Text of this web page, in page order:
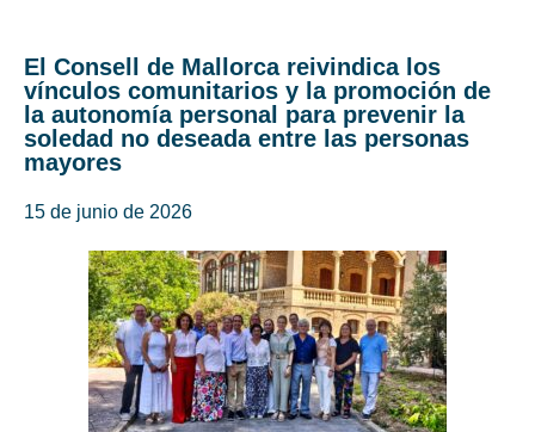
El Consell de Mallorca reivindica los
vínculos comunitarios y la promoción de
la autonomía personal para prevenir la
soledad no deseada entre las personas
mayores
15 de junio de 2026